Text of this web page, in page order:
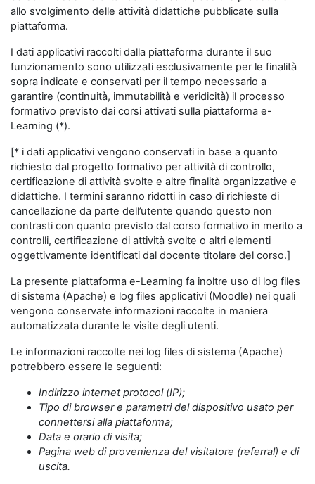
allo svolgimento delle attività didattiche pubblicate sulla
piattaforma.
I dati applicativi raccolti dalla piattaforma durante il suo
funzionamento sono utilizzati esclusivamente per le finalità
sopra indicate e conservati per il tempo necessario a
garantire (continuità, immutabilità e veridicità) il processo
formativo previsto dai corsi attivati sulla piattaforma e-
Learning (*).
[* i dati applicativi vengono conservati in base a quanto
richiesto dal progetto formativo per attività di controllo,
certificazione di attività svolte e altre finalità organizzative e
didattiche. I termini saranno ridotti in caso di richieste di
cancellazione da parte dell’utente quando questo non
contrasti con quanto previsto dal corso formativo in merito a
controlli, certificazione di attività svolte o altri elementi
oggettivamente identificati dal docente titolare del corso.]
La presente piattaforma e-Learning fa inoltre uso di log files
di sistema (Apache) e log files applicativi (Moodle) nei quali
vengono conservate informazioni raccolte in maniera
automatizzata durante le visite degli utenti.
Le informazioni raccolte nei log files di sistema (Apache)
potrebbero essere le seguenti:
Indirizzo internet protocol (IP);
Tipo di browser e parametri del dispositivo usato per
connettersi alla piattaforma;
Data e orario di visita;
Pagina web di provenienza del visitatore (referral) e di
uscita.